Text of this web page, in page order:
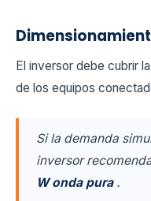
El inversor debe cubrir la
de los equipos
Si la demanda
inversor
W onda pura .